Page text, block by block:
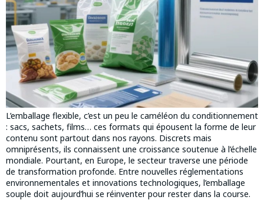
L’emballage flexible, c’est un peu le caméléon du conditionnement
: sacs, sachets, films… ces formats qui épousent la forme de leur
contenu sont partout dans nos rayons. Discrets mais
omniprésents, ils connaissent une croissance soutenue à l’échelle
mondiale. Pourtant, en Europe, le secteur traverse une période
de transformation profonde. Entre nouvelles réglementations
environnementales et innovations technologiques, l’emballage
souple doit aujourd’hui se réinventer pour rester dans la course.